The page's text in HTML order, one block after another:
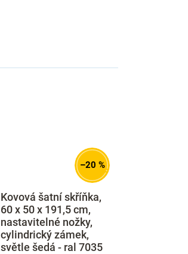
–20 %
Kovová šatní skříňka,
60 x 50 x 191,5 cm,
nastavitelné nožky,
cylindrický zámek,
světle šedá - ral 7035